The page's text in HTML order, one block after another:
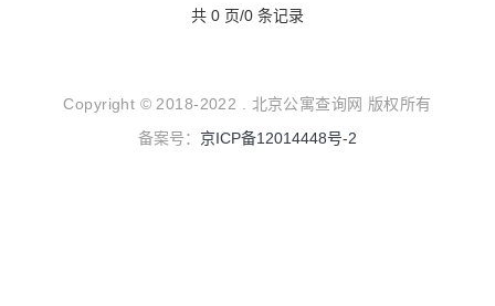
共 0 页/0 条记录
Copyright © 2018-2022 . 北京公寓查询网 版权所有
备案号： 京ICP备12014448号-2